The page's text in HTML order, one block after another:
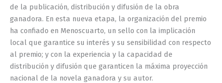
de la publicación, distribución y difusión de la obra
ganadora. En esta nueva etapa, la organización del premio
ha confiado en Menoscuarto, un sello con la implicación
local que garantice su interés y su sensibilidad con respecto
al premio; y con la experiencia y la capacidad de
distribución y difusión que garanticen la máxima proyección
nacional de la novela ganadora y su autor.